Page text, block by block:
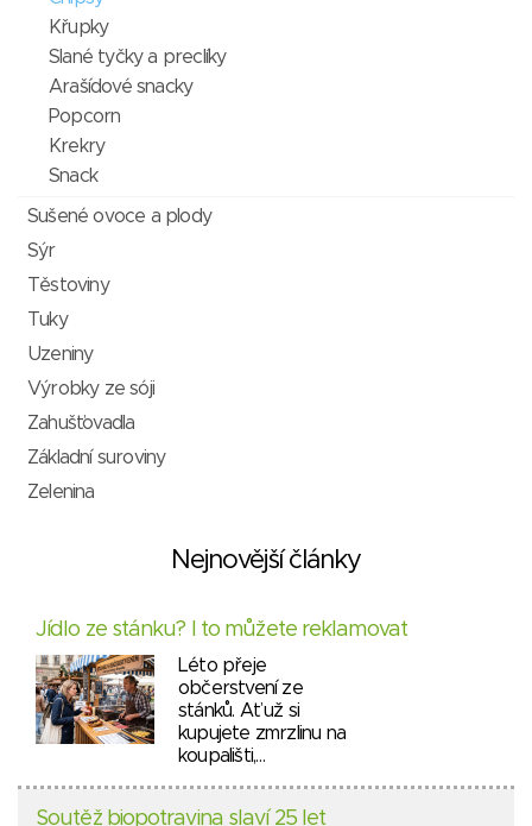
Křupky
Slané tyčky a preclíky
Arašídové snacky
Popcorn
Krekry
Snack
Sušené ovoce a plody
Sýr
Těstoviny
Tuky
Uzeniny
Výrobky ze sóji
Zahušťovadla
Základní suroviny
Zelenina
Nejnovější články
Jídlo ze stánku? I to můžete reklamovat
Léto přeje
občerstvení ze
stánků. Ať už si
kupujete zmrzlinu na
koupališti,…
Soutěž biopotravina slaví 25 let